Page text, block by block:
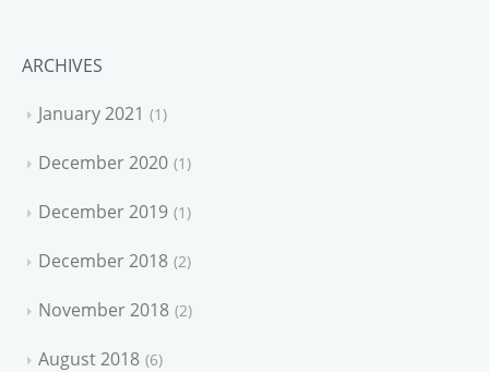
ARCHIVES
January 2021
1
December 2020 1
December 2019 1
December 2018 2
November 2018 2
August 2018 6